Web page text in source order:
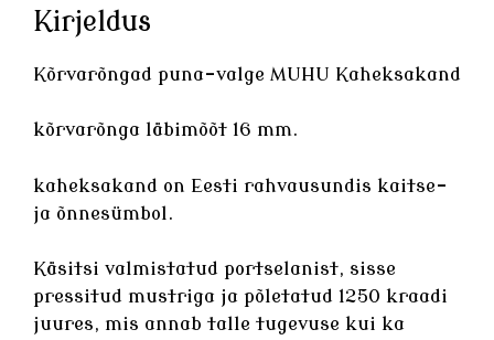
Kirjeldus
Kõrvarõngad puna-valge MUHU Kaheksakand
kõrvarõnga läbimõõt 16 mm.
kaheksakand on Eesti rahvausundis kaitse-
ja õnnesümbol.
Käsitsi valmistatud portselanist, sisse
pressitud mustriga ja põletatud 1250 kraadi
juures, mis annab talle tugevuse kui ka